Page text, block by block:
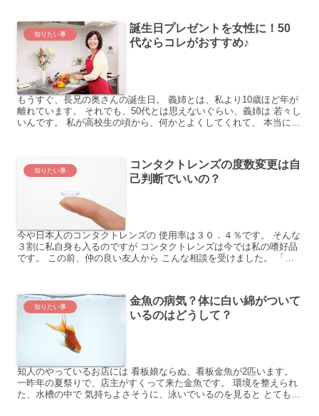
知りたい事
誕生日プレゼントを女性に！50
代ならコレがおすすめ♪
もうすぐ、長兄の奥さんの誕生日。 義姉とは、私より10歳ほど年が
離れています。 それでも、50代とは思えないぐらい、義姉は 若々し
いんです。 私が高校生の頃から、何かとよくしてくれて、 本当に大
知りたい事
コンタクトレンズの度数変更は自
己判断でいいの？
今や日本人のコンタクトレンズの 使用率は３０．４％です。 そんな
３割に私自身も入るのですが コンタクトレンズは今では私の嗜好品
です。 この前、仲の良い友人から こんな相談を受けました。 「コ
知りたい事
金魚の病気？体に白い綿がついて
いるのはどうして？
知人のやっているお店には 看板娘ならぬ、看板金魚が2匹います。
一昨年の夏祭りで、店主がすくって来た金魚です。 環境を整えられ
た、水槽の中で 気持ちよさそうに、泳いでいるのを見ると とても癒